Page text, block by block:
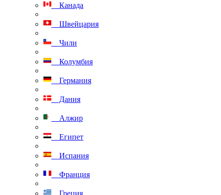
Канада
Швейцария
Чили
Колумбия
Германия
Дания
Алжир
Египет
Испания
Франция
Греция